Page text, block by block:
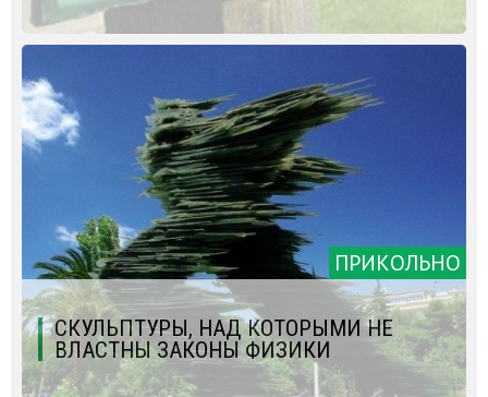
ПРИКОЛЬНО
CКУЛЬПТУРЫ, НАД КОТОРЫМИ НЕ
ВЛАСТНЫ ЗАКОНЫ ФИЗИКИ